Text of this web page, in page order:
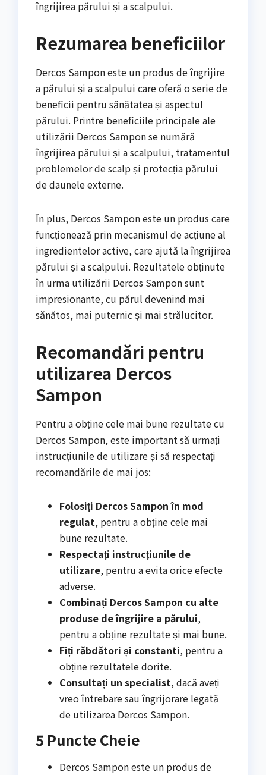
îngrijirea părului și a scalpului.
Rezumarea beneficiilor
Dercos Sampon este un produs de îngrijire
a părului și a scalpului care oferă o serie de
beneficii pentru sănătatea și aspectul
părului. Printre beneficiile principale ale
utilizării Dercos Sampon se numără
îngrijirea părului și a scalpului, tratamentul
problemelor de scalp și protecția părului
de daunele externe.
În plus, Dercos Sampon este un produs care
funcționează prin mecanismul de acțiune al
ingredientelor active, care ajută la îngrijirea
părului și a scalpului. Rezultatele obținute
în urma utilizării Dercos Sampon sunt
impresionante, cu părul devenind mai
sănătos, mai puternic și mai strălucitor.
Recomandări pentru
utilizarea Dercos
Sampon
Pentru a obține cele mai bune rezultate cu
Dercos Sampon, este important să urmați
instrucțiunile de utilizare și să respectați
recomandările de mai jos:
Folosiți Dercos Sampon în mod
regulat, pentru a obține cele mai
bune rezultate.
Respectați instrucțiunile de
utilizare, pentru a evita orice efecte
adverse.
Combinați Dercos Sampon cu alte
produse de îngrijire a părului,
pentru a obține rezultate și mai bune.
Fiți răbdători și constanti, pentru a
obține rezultatele dorite.
Consultați un specialist, dacă aveți
vreo întrebare sau îngrijorare legată
de utilizarea Dercos Sampon.
5 Puncte Cheie
Dercos Sampon este un produs de